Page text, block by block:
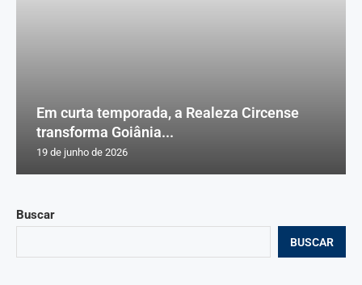
Buscar
BUSCAR
Em curta temporada, a Realeza Circense
transforma Goiânia...
19 de junho de 2026